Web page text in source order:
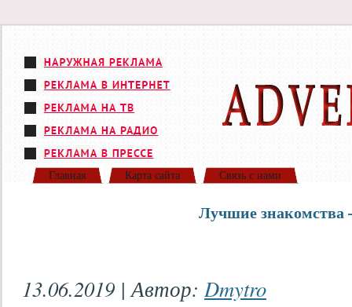
Главная Карта сайта Связь с нами
Лучшие знакомства
13.06.2019 | Автор: Dmytro